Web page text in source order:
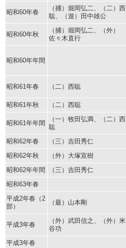
昭和60年春
（捕）堀岡弘二、（二）西
聡、（遊）田中雄公
昭和60年秋
（捕）堀岡弘二、（外）
佐々木直行
昭和60年年間
昭和61年春 （二）西聡
昭和61年秋
（二）西聡
昭和61年年間
（一）牧田弘満、（二）西
聡
昭和62年春
（三）吉田秀仁
昭和62年秋
（外）大塚宣樹
昭和62年年間
（三）吉田秀仁
昭和63年春
平成2年春（2
部）
（最）山本剛
平成3年春
（外）武田信之、（外）米
谷功
平成3年春